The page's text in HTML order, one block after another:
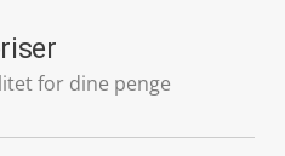
for dine penge